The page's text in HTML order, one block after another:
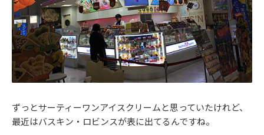
ずっとサーティーワンアイスクリームと思っていたけれど、
最近はバスキン・ロビンスが表に出てるんですね。